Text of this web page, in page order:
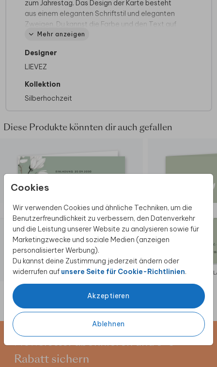
Cookies
Wir verwenden Cookies und ähnliche Techniken, um die
Benutzerfreundlichkeit zu verbessern, den Datenverkehr
und die Leistung unserer Website zu analysieren sowie für
Marketingzwecke und soziale Medien (anzeigen
personalisierter Werbung).
Du kannst deine Zustimmung jederzeit ändern oder
widerrufen auf unsere Seite für Cookie-Richtlinien.
Akzeptieren
Ablehnen
zum Jahrestag. Das Design der Karte besteht
aus einem eleganten Schriftstil und eleganten
Zweigen. Du kannst die Farbe und den Text auf
der Karte in unserem Online-Editor individuell
Mehr anzeigen
Designer
LIEVEZ
Kollektion
Silberhochzeit
Diese Produkte könnten dir auch gefallen
EINLADUNG
Newsletter abonnieren und 5 €
Rabatt sichern